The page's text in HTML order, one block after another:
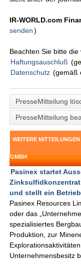
IR-WORLD.com
senden )
Beachten Sie bitte
Haftungsauschluß
Datenschutz (gemäß
PresseMitteilung
PresseMitteilung
WEITERE
GMBH
Pasinex startet
und stellt ein
Pasinex Resources
oder das
spezialisiertes
Produktion, zur
Unternehmensbesitz